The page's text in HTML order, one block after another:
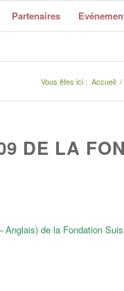
Partenaires
Vous êtes ici : Accueil /
DE LA
de la Fondation